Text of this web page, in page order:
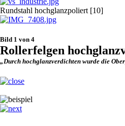
Rundstahl hochglanzpoliert [10]
Bild 1 von 4
Rollerfelgen
„Durch hochglanzverdichten wurde die